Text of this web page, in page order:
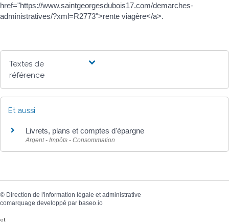
href="https://www.saintgeorgesdubois17.com/demarches-
administratives/?xml=R2773">rente viagère</a>.
Textes de
référence
Et aussi
Livrets, plans et comptes d'épargne
Argent - Impôts - Consommation
© Direction de l'information légale et administrative
comarquage developpé par baseo.io
et